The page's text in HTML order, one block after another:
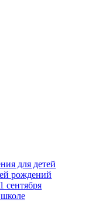
для детей
рождений
сентября